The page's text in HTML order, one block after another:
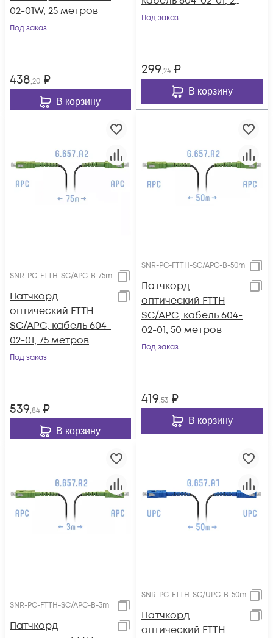
02-01W, 25 метров
Под заказ
438,20 ₽
В корзину
метров
Под заказ
299,24 ₽
В корзину
SNR-PC-FTTH-SC/APC-B-75m
Патчкорд
оптический FTTH
SC/APC, кабель 604-
02-01, 75 метров
Под заказ
539,84 ₽
В корзину
SNR-PC-FTTH-SC/APC-B-50m
Патчкорд
оптический FTTH
SC/APC, кабель 604-
02-01, 50 метров
Под заказ
419,53 ₽
В корзину
SNR-PC-FTTH-SC/APC-B-3m
Патчкорд
SNR-PC-FTTH-SC/UPC-B-50m
Патчкорд
оптический FTTH